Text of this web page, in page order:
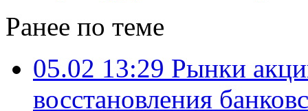
Ранее по теме
05.02 13:29 Рынки
восстановления